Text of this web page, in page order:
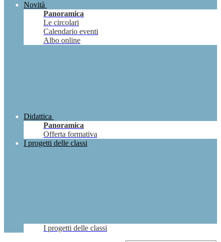
Novità
Panoramica
Le circolari
Calendario eventi
Albo online
Didattica
Panoramica
Offerta formativa
I progetti delle classi
I progetti delle classi